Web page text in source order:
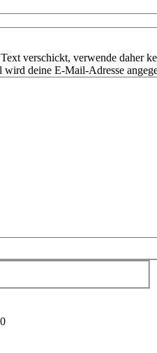
verschickt, verwende daher
deine E-Mail-Adresse